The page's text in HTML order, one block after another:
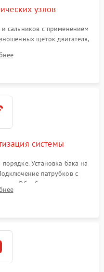
узлов
сальников с применением
щеток двигателя,
манжеты.
системы
Установка бака на
патрубков с
Обработка стыков
возможных протечек воды.